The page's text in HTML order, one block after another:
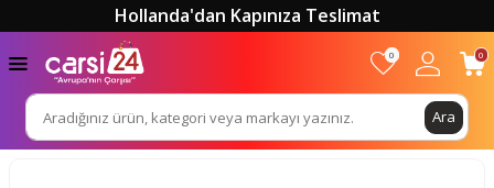
Hollanda'dan Kapınıza Teslimat
Ara
0 0